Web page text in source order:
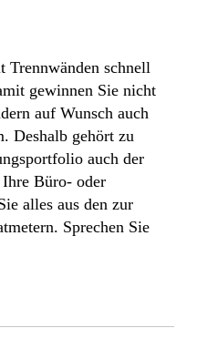
Trennwänden schnell
gewinnen Sie nicht
auf Wunsch auch
Deshalb gehört zu
auch der
Büro- oder
alles aus den zur
Sprechen Sie